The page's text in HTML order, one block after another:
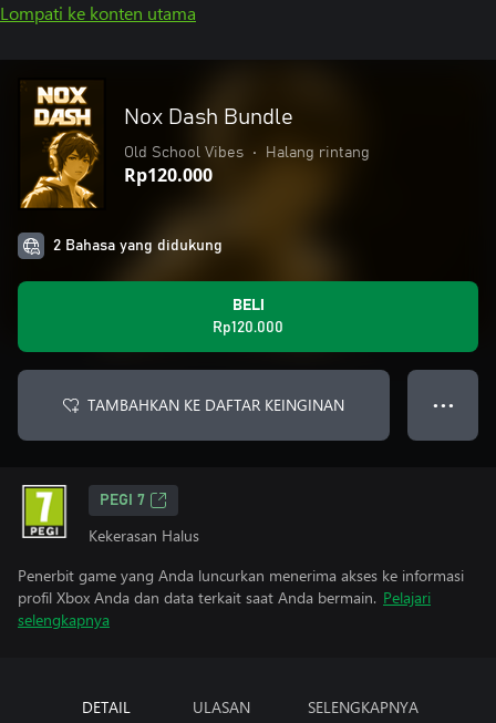
Lompati ke konten utama
Nox Dash Bundle
Old School Vibes • Halang rintang
Rp120.000
2 Bahasa yang didukung
BELI
Rp120.000
TAMBAHKAN KE DAFTAR KEINGINAN ● ● ●
PEGI 7
Kekerasan Halus
Penerbit game yang Anda luncurkan menerima akses ke informasi
profil Xbox Anda dan data terkait saat Anda bermain. Pelajari
selengkapnya
DETAIL ULASAN SELENGKAPNYA